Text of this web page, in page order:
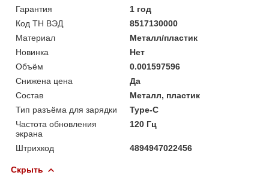
Гарантия
1 год
Код ТН ВЭД
8517130000
Материал
Металл/пластик
Новинка
Нет
Объём
0.001597596
Снижена цена
Да
Состав
Металл, пластик
Тип разъёма для зарядки
Type-C
Частота обновления
экрана
120 Гц
Штрихкод 4894947022456
Скрыть